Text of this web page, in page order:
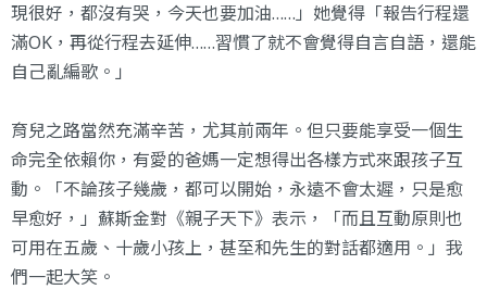
現很好，都沒有哭，今天也要加油……」她覺得「報告行程還
滿OK，再從行程去延伸……習慣了就不會覺得自言自語，還能
自己亂編歌。」
育兒之路當然充滿辛苦，尤其前兩年。但只要能享受一個生
命完全依賴你，有愛的爸媽一定想得出各樣方式來跟孩子互
動。「不論孩子幾歲，都可以開始，永遠不會太遲，只是愈
早愈好，」蘇斯金對《親子天下》表示，「而且互動原則也
可用在五歲、十歲小孩上，甚至和先生的對話都適用。」我
們一起大笑。